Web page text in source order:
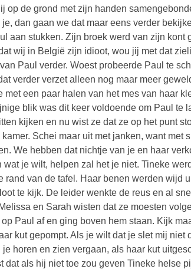
op de grond met zijn handen
dan gaan we dat maar eens verder
aan stukken. Zijn broek werd van zijn kont
wij in België zijn idioot, wou jij met dat
Paul verder. Woest probeerde Paul te
verder verzet alleen nog maar meer
een paar halen van het mes van haar
blik was dit keer voldoende om Paul te
kijken en nu wist ze dat ze op het punt
Schei maar uit met janken, want met
We hebben dat nichtje van je en haar
je wilt, helpen zal het je niet. Tineke
rand van de tafel. Haar benen werden wijd
te kijk. De leider wenkte de reus en al
en Sarah wisten dat ze moesten
Paul af en ging boven hem staan. Kijk
kut gepompt. Als je wilt dat je slet mij niet
horen en zien vergaan, als haar kut
als hij niet toe zou geven Tineke helse